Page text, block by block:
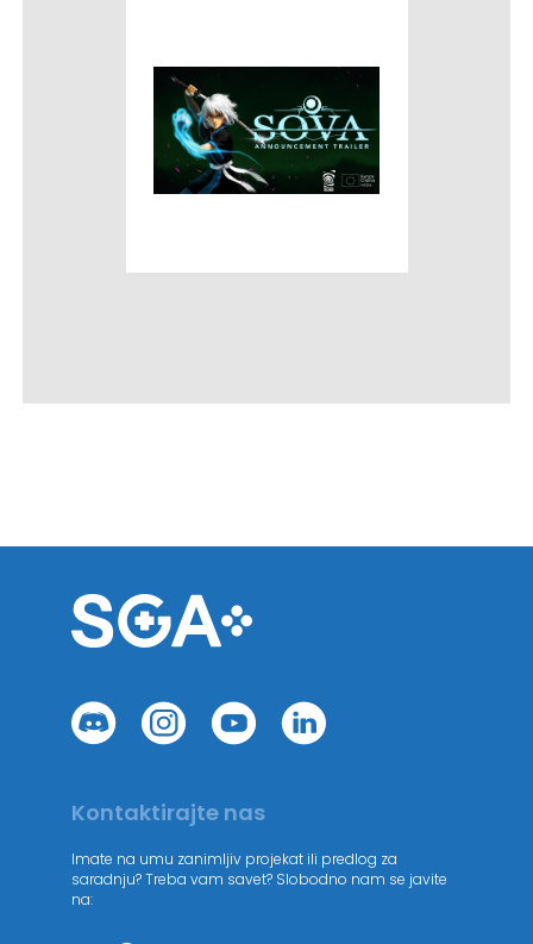
Kontaktirajte nas
Imate na umu zanimljiv projekat ili predlog za
saradnju? Treba vam savet? Slobodno nam se javite
na: